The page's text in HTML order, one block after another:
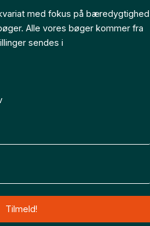
med fokus på bæredygtighed
Alle vores bøger kommer fra
sendes i